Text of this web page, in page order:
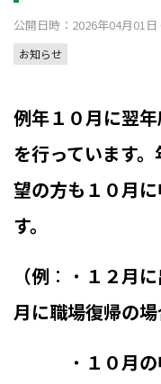
公開日時：2026年04月01日
お知らせ
例年１０月に翌
を行っています
望の方も１０月
す。
（例 ：・ １２月
月に職場復帰の
・ １０月